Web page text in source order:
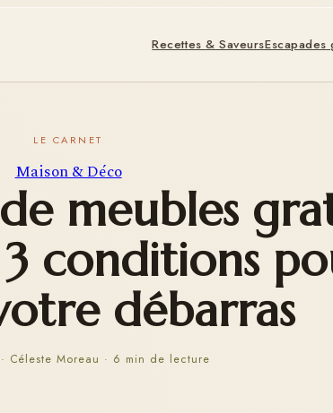
Recettes & SaveursEscapades
Maison & Déco
meubles
3 conditions
débarras
· Céleste Moreau · 6 min de lecture